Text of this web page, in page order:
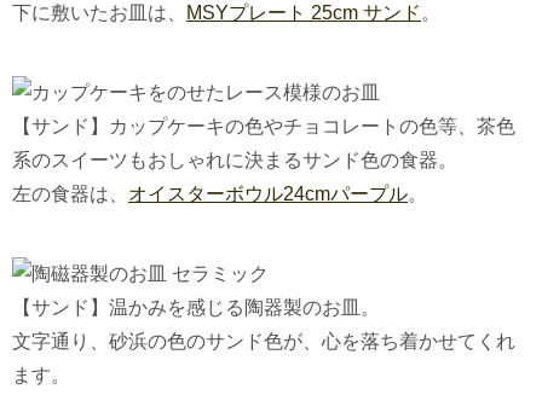
下に敷いたお皿は、
MSYプレート 25cm サンド 。
【サンド】カップケーキの色やチョコレートの色等、茶色
系のスイーツもおしゃれに決まるサンド色の食器。
左の食器は、 オイスターボウル24cmパープル。
【サンド】温かみを感じる陶器製のお皿。
文字通り、砂浜の色のサンド色が、心を落ち着かせてくれ
ます。